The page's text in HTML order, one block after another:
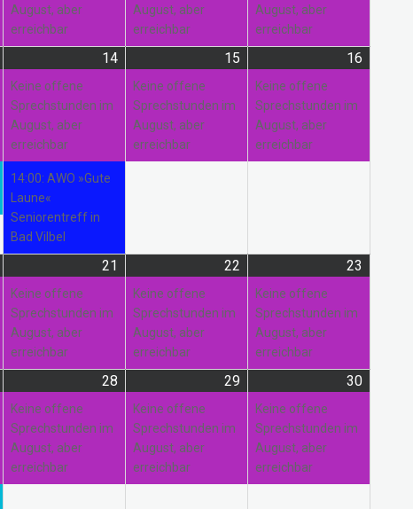
August, aber
erreichbar
August, aber
erreichbar
August, aber
erreichbar
August
2026
Veranstaltungen)
14
August
2026
Veranstaltungen)
Keine offene
Sprechstunden im
August, aber
erreichbar
14:00: AWO »Gute
Laune«
Seniorentreff in
Bad Vilbel
15
August
2026
Veranstaltung)
Keine offene
Sprechstunden im
August, aber
erreichbar
16
Keine offene
Sprechstunden im
August, aber
erreichbar
August
2026
Veranstaltung)
21
August
2026
Veranstaltung)
Keine offene
Sprechstunden im
August, aber
erreichbar
22
August
2026
Veranstaltung)
Keine offene
Sprechstunden im
August, aber
erreichbar
23
Keine offene
Sprechstunden im
August, aber
erreichbar
August
2026
Veranstaltungen)
28
August
2026
Veranstaltung)
Keine offene
Sprechstunden im
August, aber
erreichbar
29
August
2026
Veranstaltung)
Keine offene
Sprechstunden im
August, aber
erreichbar
30
Keine offene
Sprechstunden im
August, aber
erreichbar